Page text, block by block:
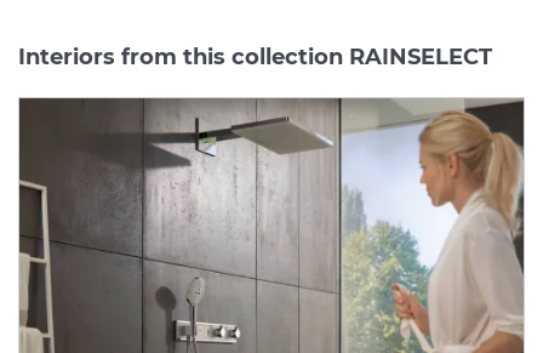
Interiors from this collection RAINSELECT